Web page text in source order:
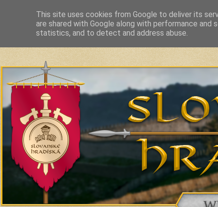
Slavic Hillforts and Fortified Settlements in Slovakia and related
This site uses cookies from Google to deliver its
are shared with Google along with performance
statistics, and to detect and address abuse.